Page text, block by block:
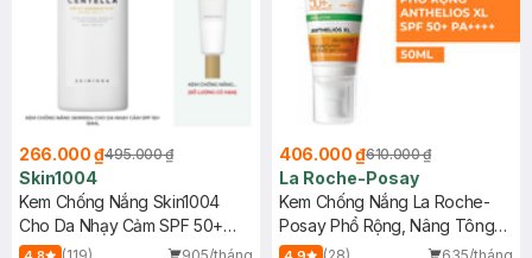
266.000 ₫495.000 ₫
Skin1004
Kem Chống Nắng Skin1004
Cho Da Nhạy Cảm SPF 50+
50ml
406.000 ₫610.000 ₫
La Roche-Posay
Kem Chống Nắng La Roche-
Posay Phổ Rộng, Nâng Tông
Kiềm Dầu 50ml